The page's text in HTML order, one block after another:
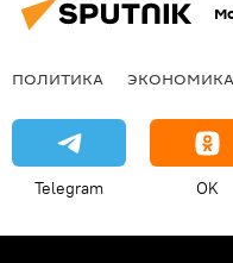
ПОЛИТИКА ЭКОНОМИКА
Telegram OK